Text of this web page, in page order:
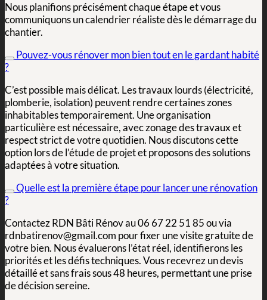
Nous planifions précisément chaque étape et vous
communiquons un calendrier réaliste dès le démarrage du
chantier.
Pouvez-vous rénover mon bien tout en le gardant habité
?
C’est possible mais délicat. Les travaux lourds (électricité,
plomberie, isolation) peuvent rendre certaines zones
inhabitables temporairement. Une organisation
particulière est nécessaire, avec zonage des travaux et
respect strict de votre quotidien. Nous discutons cette
option lors de l’étude de projet et proposons des solutions
adaptées à votre situation.
Quelle est la première étape pour lancer une rénovation
?
Contactez RDN Bâti Rénov au 06 67 22 51 85 ou via
rdnbatirenov@gmail.com pour fixer une visite gratuite de
votre bien. Nous évaluerons l’état réel, identifierons les
priorités et les défis techniques. Vous recevrez un devis
détaillé et sans frais sous 48 heures, permettant une prise
de décision sereine.